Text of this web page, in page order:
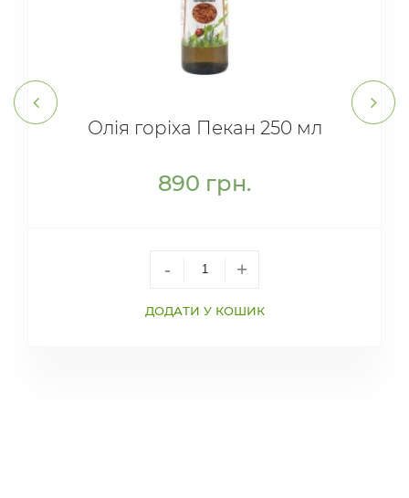
Олія горіха Пекан 250 мл
890 грн.
- +
ДОДАТИ У КОШИК